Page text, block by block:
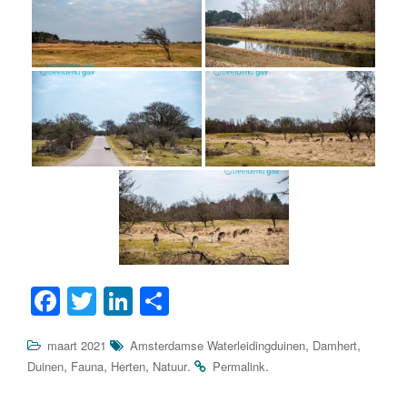
F
c
T
tt
Li
k
e
maart 2021 Amsterdamse Waterleidingduinen, Damhert,
Duinen, Fauna, Herten, Natuur. Permalink.